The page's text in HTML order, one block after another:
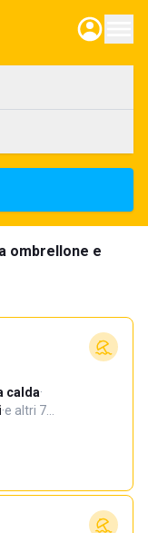
ombrellone e
calda·
·e altri 7…